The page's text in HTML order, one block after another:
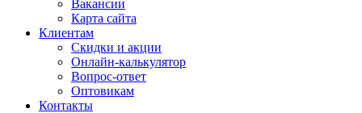
Вакансии
Карта сайта
Клиентам
Скидки и акции
Онлайн-калькулятор
Вопрос-ответ
Оптовикам
Контакты